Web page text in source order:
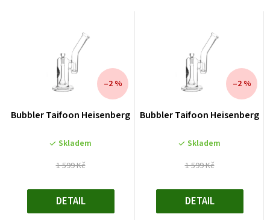
Bubbler Taifoon Heisenberg
Skladem
1 599 Kč
–2 %
cena:
DETAIL
Bubbler Taifoon Heisenberg
Skladem
1 599 Kč
–2 %
cena:
DETAIL